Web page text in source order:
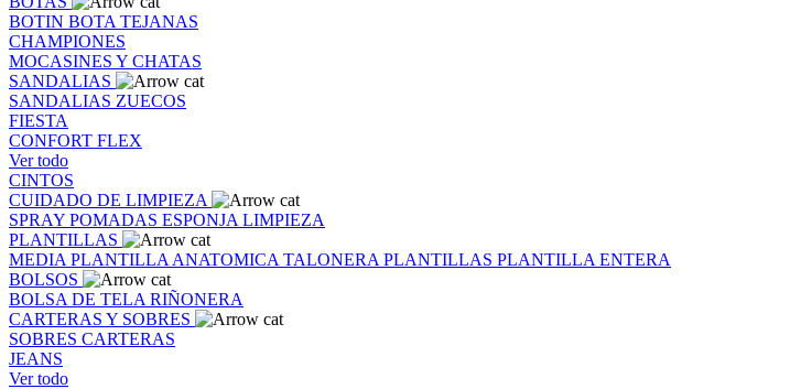
BOTIN BOTA TEJANAS
CHAMPIONES
MOCASINES Y CHATAS
SANDALIAS
SANDALIAS ZUECOS
FIESTA
CONFORT FLEX
Ver todo
CINTOS
CUIDADO DE LIMPIEZA
SPRAY POMADAS ESPONJA LIMPIEZA
PLANTILLAS
MEDIA PLANTILLA ANATOMICA TALONERA PLANTILLAS PLANTILLA ENTERA
BOLSOS
BOLSA DE TELA RIÑONERA
CARTERAS Y SOBRES
SOBRES CARTERAS
JEANS
Ver todo